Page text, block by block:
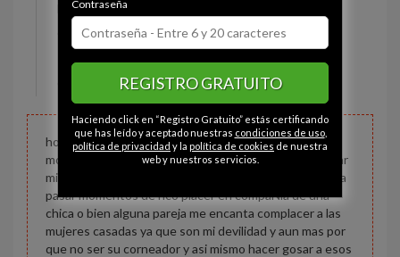
Estado civil:
Ojos: Avellana
Constitución: Deportista
hola buenos dias mi nombre es cesar me gusta el
motocroos me gusta hacer ejercicio me encanta cuidar
mi cuerpo no soy modelo pero si de buen ver me gusta
pasar momentos de rico placer en compaÑia de una
chica o bien alguna pareja me encanta complacer a las
mujeres casadas ya que son mi devilidad y aun mas por
que no ser su corneador y asi mismo hacer gosar a esos
Contraseña
REGISTRO GRATUITO
Haciendo click en “Registro Gratuito” estás certificando
que has leído y aceptado nuestras condiciones de uso,
política de privacidad y la política de cookies de nuestra
web y nuestros servicios.